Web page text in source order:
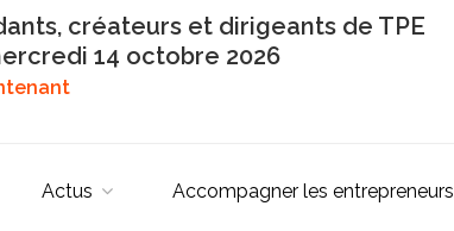
créateurs et dirigeants de TPE
14 octobre 2026
Actus Accompagner les entrepreneurs